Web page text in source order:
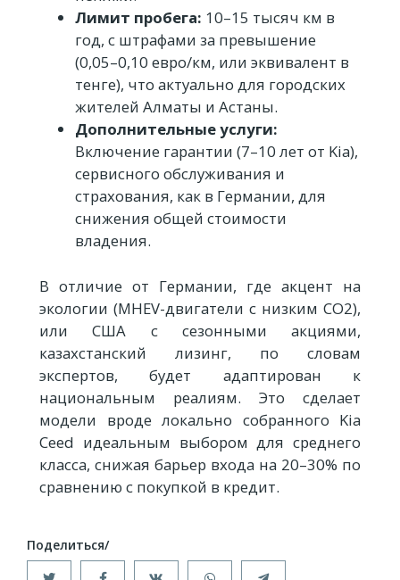
Лимит пробега: 10–15 тысяч км в
год, с штрафами за превышение
(0,05–0,10 евро/км, или эквивалент в
тенге), что актуально для городских
жителей Алматы и Астаны.
Дополнительные услуги:
Включение гарантии (7–10 лет от Kia),
сервисного обслуживания и
страхования, как в Германии, для
снижения общей стоимости
владения.
В отличие от Германии, где акцент на
экологии (MHEV-двигатели с низким CO2),
или США с сезонными акциями,
казахстанский лизинг, по словам
экспертов, будет адаптирован к
национальным реалиям. Это сделает
модели вроде локально собранного Kia
Ceed идеальным выбором для среднего
класса, снижая барьер входа на 20–30% по
сравнению с покупкой в кредит.